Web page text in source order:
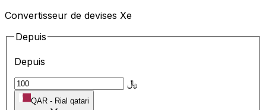
Convertisseur de devises Xe
Depuis
Depuis
﷼
QAR - Rial qatari